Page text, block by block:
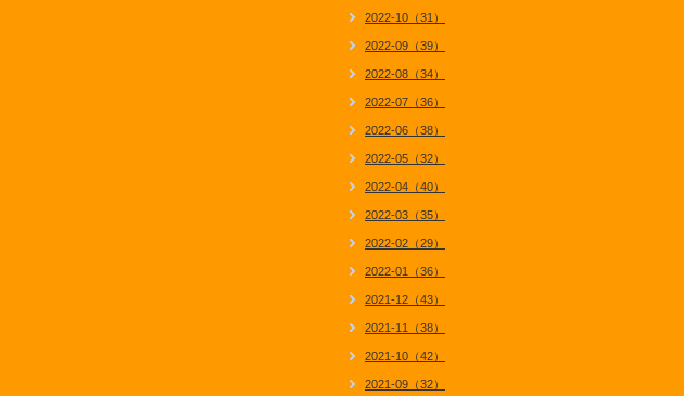
2022-10（31）
2022-09（39）
2022-08（34）
2022-07（36）
2022-06（38）
2022-05（32）
2022-04（40）
2022-03（35）
2022-02（29）
2022-01（36）
2021-12（43）
2021-11（38）
2021-10（42）
2021-09（32）